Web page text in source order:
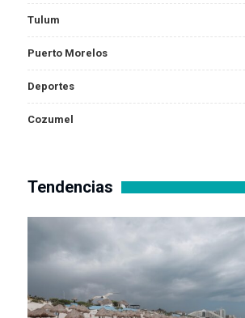
Tulum
Puerto Morelos
Deportes
Cozumel
Tendencias